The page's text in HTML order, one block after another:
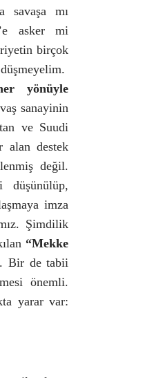
savaşa mı
asker mi
birçok
yönüyle
sanayinin
ve Suudi
alan destek
değil.
düşünülüp,
imza
Şimdilik
“Mekke
Bir de tabii
önemli.
yarar var: